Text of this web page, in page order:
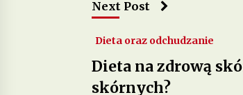
Next Post
Dieta oraz odchudzanie
Dieta na zdrową
skórnych?